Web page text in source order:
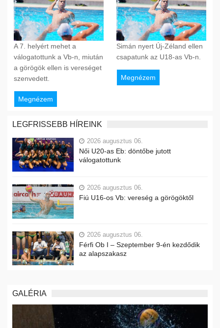
A 7. helyért mehet a
válogatottunk a Vb-n, miután
a görögök ellen is vereséget
szenvedett.
Megnézem
Simán nyert Új-Zéland ellen
csapatunk az U18-as Vb-n.
Megnézem
LEGFRISSEBB HÍREINK
2026 augusztus 06.
Női U20-as Eb: döntőbe jutott
válogatottunk
2026 augusztus 06.
Fiú U16-os Vb: vereség a görögöktől
2026 augusztus 06.
Férfi Ob I – Szeptember 9-én kezdődik
az alapszakasz
GALÉRIA